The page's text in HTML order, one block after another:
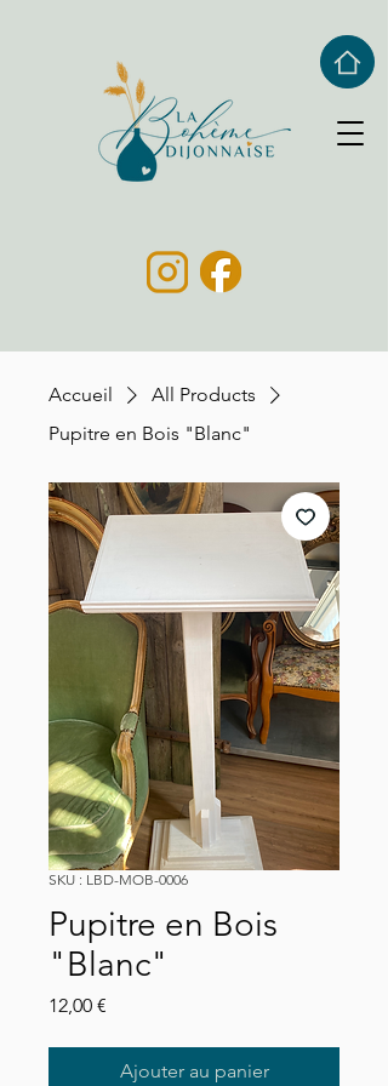
Accueil
All Products
Pupitre en Bois "Blanc"
SKU : LBD-MOB-0006
Pupitre en Bois
"Blanc"
12,00 €
Ajouter au panier